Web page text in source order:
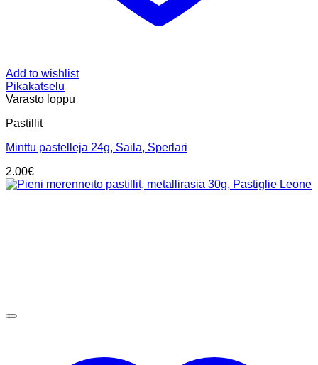
Add to wishlist
Pikakatselu
Varasto loppu
Pastillit
Minttu pastelleja 24g, Saila, Sperlari
2.00€